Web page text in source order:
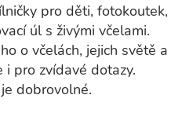
pro děti, fotokoutek,
úl s živými včelami.
o včelách, jejich světě a
pro zvídavé dotazy.
dobrovolné.